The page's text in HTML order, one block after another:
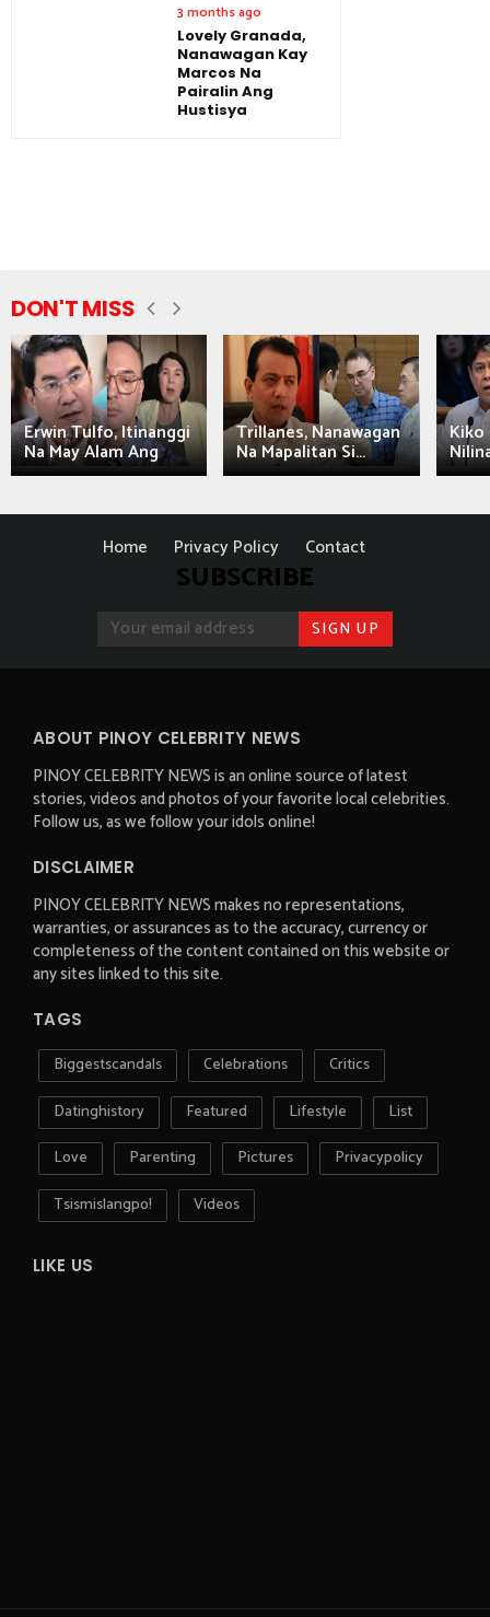
3 months ago
Lovely Granada,
Nanawagan Kay
Marcos Na
Pairalin Ang
Hustisya
DON'T MISS
Erwin Tulfo, Itinanggi
Na May Alam Ang
Trillanes, Nanawagan
Na Mapalitan Si...
Kiko
Home Privacy Policy Contact
SUBSCRIBE
ABOUT PINOY CELEBRITY NEWS
PINOY CELEBRITY NEWS is an online source of latest
stories, videos and photos of your favorite local celebrities.
Follow us, as we follow your idols online!
DISCLAIMER
PINOY CELEBRITY NEWS makes no representations,
warranties, or assurances as to the accuracy, currency or
completeness of the content contained on this website or
any sites linked to this site.
TAGS
Biggestscandals Celebrations
Critics
Datinghistory
Featured Lifestyle
List
Love
Parenting Pictures
Privacypolicy
Tsismislangpo!
Videos
LIKE US